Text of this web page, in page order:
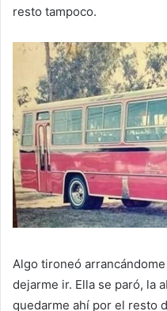
resto tampoco.
Algo tironeó
dejarme ir. Ella se paró, la
quedarme ahí por el resto